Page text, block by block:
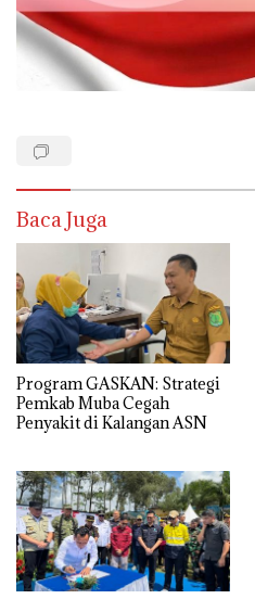
Baca Juga
Program GASKAN: Strategi
Pemkab Muba Cegah
Penyakit di Kalangan ASN